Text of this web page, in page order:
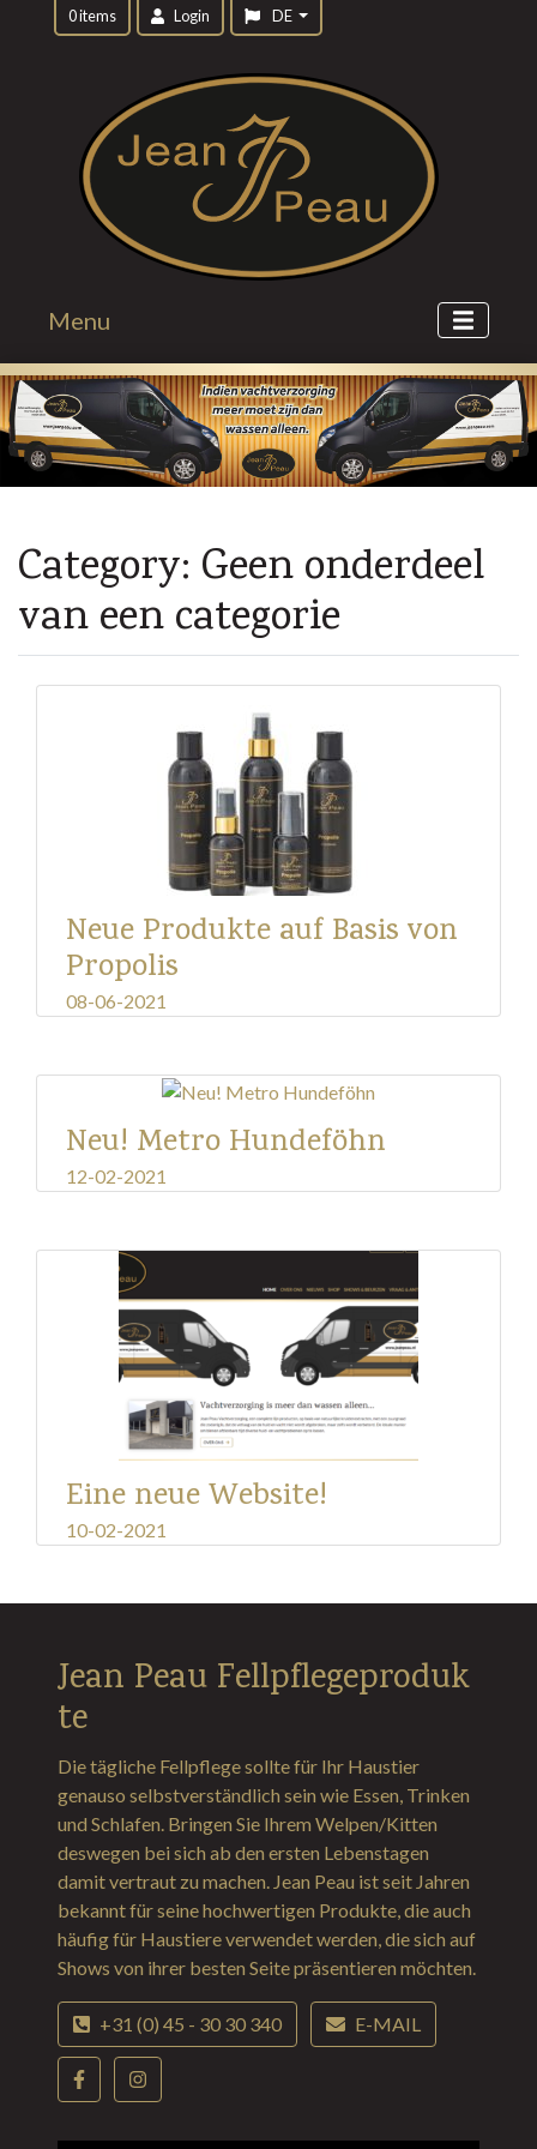
0 items Login DE
Menu
Category: Geen onderdeel
van een categorie
Neue Produkte auf Basis von
Propolis
08-06-2021
Neu! Metro Hundeföhn
12-02-2021
Eine neue Website!
10-02-2021
Jean Peau Fellpflegeproduk
te
Die tägliche Fellpflege sollte für Ihr Haustier
genauso selbstverständlich sein wie Essen, Trinken
und Schlafen. Bringen Sie Ihrem Welpen/Kitten
deswegen bei sich ab den ersten Lebenstagen
damit vertraut zu machen. Jean Peau ist seit Jahren
bekannt für seine hochwertigen Produkte, die auch
häufig für Haustiere verwendet werden, die sich auf
Shows von ihrer besten Seite präsentieren möchten.
+31 (0) 45 - 30 30 340 E-MAIL